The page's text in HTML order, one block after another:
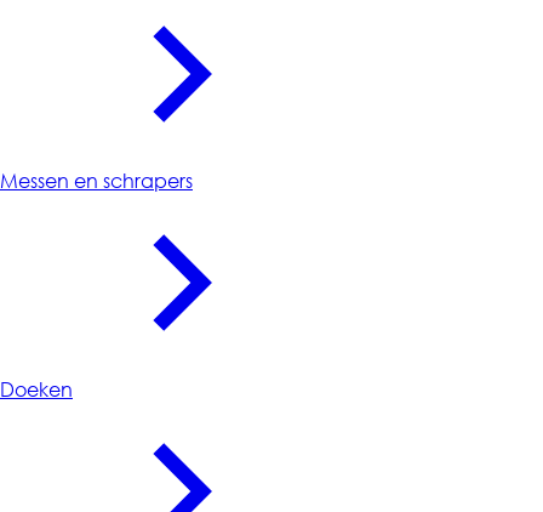
Messen en schrapers
Doeken